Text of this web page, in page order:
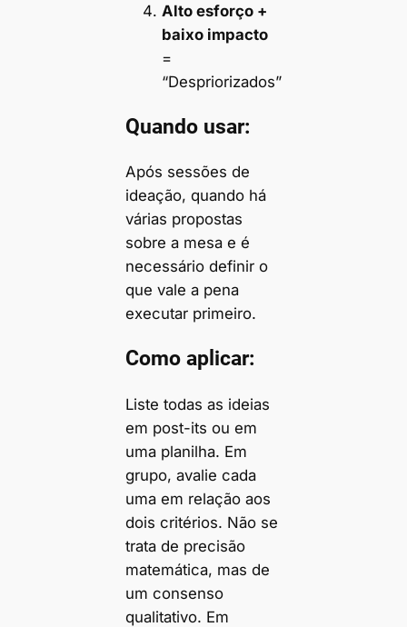
Alto esforço +
baixo impacto
=
“Despriorizados”
Quando usar:
Após sessões de
ideação, quando há
várias propostas
sobre a mesa e é
necessário definir o
que vale a pena
executar primeiro.
Como aplicar:
Liste todas as ideias
em post-its ou em
uma planilha. Em
grupo, avalie cada
uma em relação aos
dois critérios. Não se
trata de precisão
matemática, mas de
um consenso
qualitativo. Em